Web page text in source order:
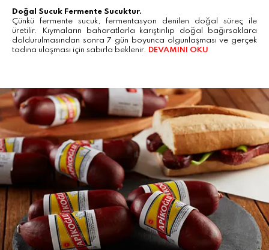
Doğal Sucuk Fermente Sucuktur.
Çünkü fermente sucuk, fermentasyon denilen doğal süreç ile
üretilir. Kıymaların baharatlarla karıştırılıp doğal bağırsaklara
doldurulmasından sonra 7 gün boyunca olgunlaşması ve gerçek
tadına ulaşması için sabırla beklenir. DEVAMINI OKU